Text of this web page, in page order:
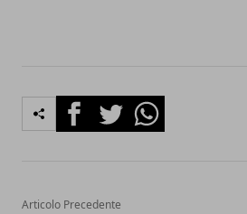
FacebookTwitterWhatsapp
Articolo Precedente